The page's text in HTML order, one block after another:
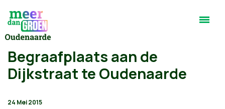
Begraafplaats aan de
Dijkstraat te Oudenaarde
24 Mei 2015